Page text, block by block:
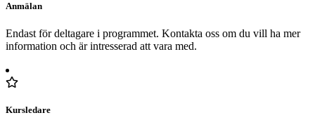
Anmälan
Endast för deltagare i programmet. Kontakta oss om du vill ha mer
information och är intresserad att vara med.
Kursledare